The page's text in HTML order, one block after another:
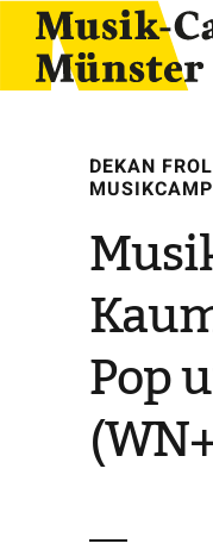
Skip
content
DEKAN
Pop